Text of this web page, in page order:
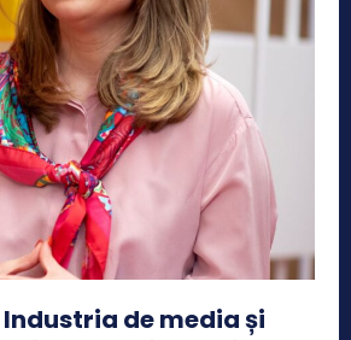
Industria de media și